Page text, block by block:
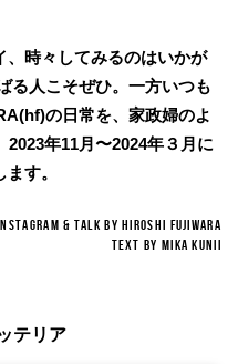
時々してみるのはいかが
る人こそぜひ。一方いつも
の日常を、家政婦のよ
2023年11月〜2024年３月に
す。
& TALK BY HIROSHI FUJIWARA
TEXT BY MIKA KUNII
テリア